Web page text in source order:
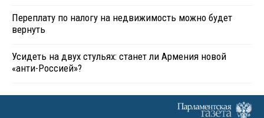
Переплату по налогу на недвижимость можно будет
вернуть
Усидеть на двух стульях: станет ли Армения новой
«анти-Россией»?